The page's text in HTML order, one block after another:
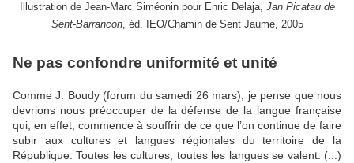
Illustration de Jean-Marc Siméonin pour Enric Delaja, Jan Picatau de
Sent-Barrancon, éd. IEO/Chamin de Sent Jaume, 2005
Ne pas confondre uniformité et unité
Comme J. Boudy (forum du samedi 26 mars), je pense que nous
devrions nous préoccuper de la défense de la langue française
qui, en effet, commence à souffrir de ce que l’on continue de faire
subir aux cultures et langues régionales du territoire de la
République. Toutes les cultures, toutes les langues se valent. (...)